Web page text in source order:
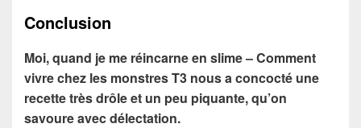
Conclusion
Moi, quand je me réincarne en slime – Comment
vivre chez les monstres T3 nous a concocté une
recette très drôle et un peu piquante, qu’on
savoure avec délectation.